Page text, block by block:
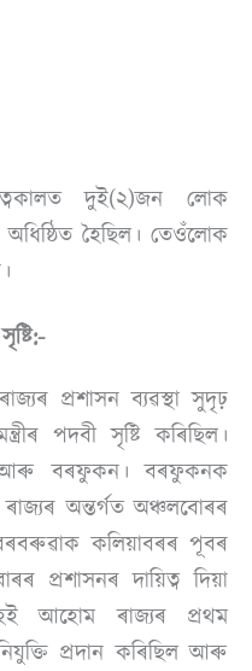
দুই(২)জন লোক
হৈছিল। তেওঁলোক
প্ৰশাসন ব্যৱস্থা সুদৃঢ়
পদবী সৃষ্টি কৰিছিল।
আৰু বৰফুকন। বৰফুকনক
অন্তৰ্গত অঞ্চলবোৰৰ
বৰবৰুৱাক কলিয়াবৰৰ পূবৰ
প্ৰশাসনৰ দায়িত্ব দিয়া
আহোম ৰাজ্যৰ প্ৰথম
প্ৰদান কৰিছিল আৰু